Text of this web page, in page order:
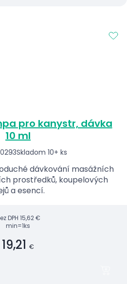
pro kanystr, dávka
10 ml
Skladom 10+ ks
dávkování masážních
prostředků, koupelových
a esencí.
DPH 15,62 €
min=1ks
19,21 €